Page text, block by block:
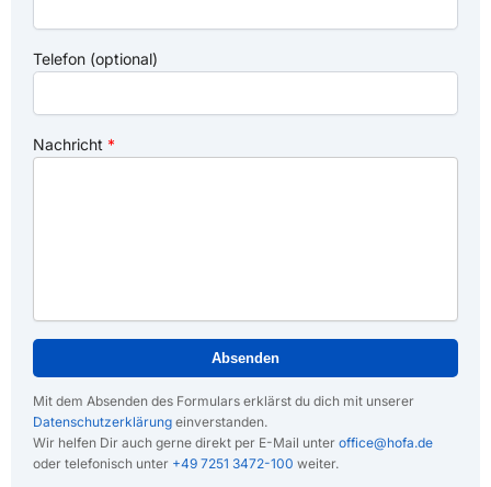
Telefon (optional)
Nachricht
Absenden
Mit dem Absenden des Formulars erklärst du dich mit unserer
Datenschutzerklärung einverstanden.
Wir helfen Dir auch gerne direkt per E-Mail unter office@hofa.de
oder telefonisch unter +49 7251 3472-100 weiter.